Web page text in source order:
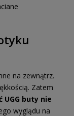
na zewnątrz.
Zatem
UGG buty nie
wyglądu na